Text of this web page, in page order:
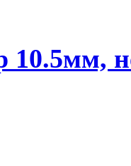
10.5мм,